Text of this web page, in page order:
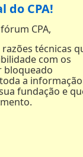
do CPA!
CPA,
técnicas
com os
bloqueado
a informação
fundação e